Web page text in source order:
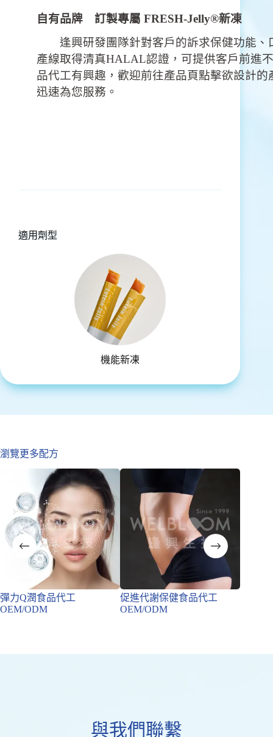
自有品牌 訂製專屬 FRESH-Jelly®新凍
逢興研發團隊針對客戶的訴求保健功能、
產線取得清真HALAL認證，可提供客戶前進
品代工有興趣，歡迎前往產品頁點擊欲設計
迅速為您服務。
適用劑型
機能新凍
瀏覽更多配方
彈力Q潤食品代工
OEM/ODM
促進代謝保健食品代工
OEM/ODM
與我們聯繫